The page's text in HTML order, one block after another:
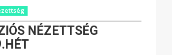
NÉZETTSÉG